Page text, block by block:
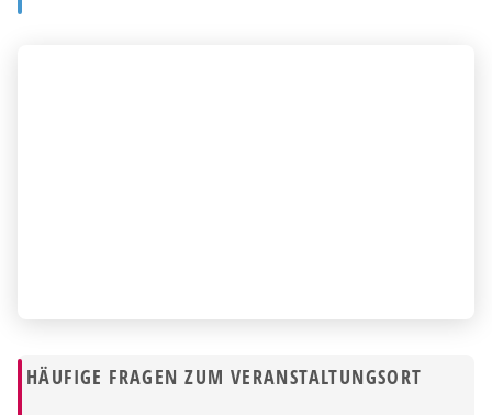
HÄUFIGE FRAGEN ZUM VERANSTALTUNGSORT